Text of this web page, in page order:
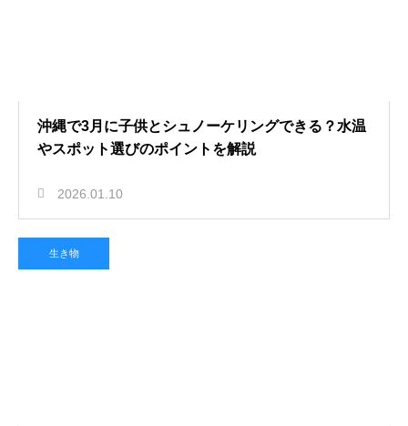
沖縄で3月に子供とシュノーケリングできる？水温
やスポット選びのポイントを解説
2026.01.10
生き物